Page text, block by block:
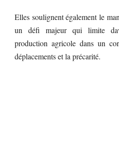
Elles soulignent également le
un défi majeur qui limite
production agricole dans un
déplacements et la précarité.